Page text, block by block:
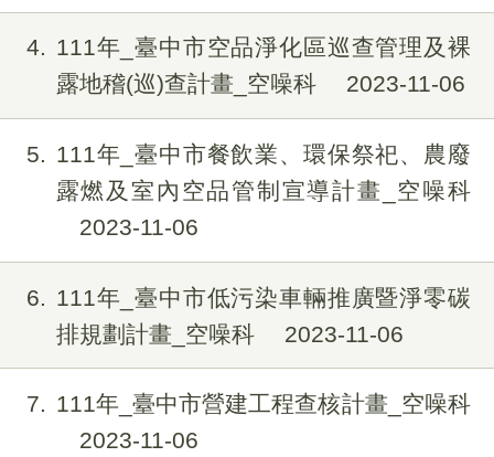
4
111年_臺中市空品淨化區巡查管理及裸
露地稽(巡)查計畫_空噪科
2023-11-06
5
111年_臺中市餐飲業、環保祭祀、農廢
露燃及室內空品管制宣導計畫_空噪科
2023-11-06
6
111年_臺中市低污染車輛推廣暨淨零碳
排規劃計畫_空噪科
2023-11-06
7
111年_臺中市營建工程查核計畫_空噪科
2023-11-06